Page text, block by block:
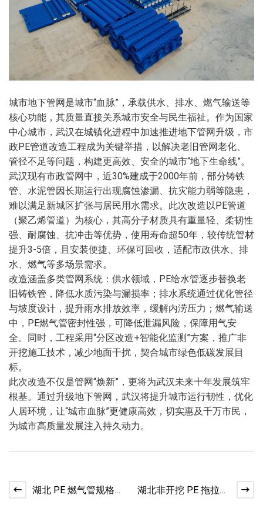
城市地下管网是城市“血脉”，承载供水、排水、燃气输送等
核心功能，其质量直接关系城市安全与民生福祉。作为国家
中心城市，武汉在城镇化进程中加速推进地下管网升级，市
政PE管道改造工程成为关键举措，以解决老旧管网老化、
管径不足等问题，构建更高效、安全的城市“地下生命线”。
武汉现有市政管网中，近30%建成于2000年前，部分铸铁
管、水泥管因长期运行出现腐蚀渗漏、抗灾能力弱等隐患，
难以满足新城区扩张与居民用水需求。此次改造以PE管道
（聚乙烯管道）为核心，其高分子材质具有重量轻、柔韧性
强、耐腐蚀、抗冲击等优势，使用寿命超50年，较传统管材
提升3-5倍，且安装便捷、环保可回收，适配市政供水、排
水、燃气等多场景需求。
改造涵盖多类管网系统：供水领域，PE给水管逐步替换老
旧铸铁管，降低水质污染与漏损率；排水系统通过优化管径
与坡度设计，提升雨水排放效率，缓解内涝压力；燃气输送
中，PE燃气管密封性强，可降低泄漏风险，保障用气安
全。同时，工程采用“分区改造+智能化监测”方案，推广非
开挖施工技术，减少地面干扰，契合城市绿色低碳发展目
标。
此次改造不仅是管网“焕新”，更将为武汉未来十年发展筑牢
根基。通过升级地下管网，武汉将提升城市运行韧性，优化
人居环境，让“城市血脉”更健康高效，切实惠及千万市民，
为城市高质量发展注入持久动力。
湖北 PE 燃气管规格选
湖北非开挖 PE 拖拉管